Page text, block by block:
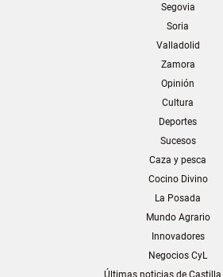
Segovia
Soria
Valladolid
Zamora
Opinión
Cultura
Deportes
Sucesos
Caza y pesca
Cocino Divino
La Posada
Mundo Agrario
Innovadores
Negocios CyL
Últimas noticias de Castilla